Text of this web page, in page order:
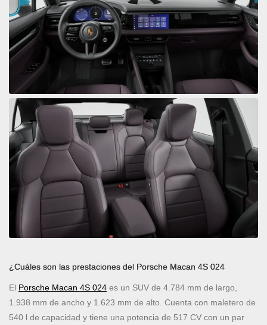
¿Cuáles son las prestaciones del Porsche Macan 4S 024
El Porsche Macan 4S 024 es un SUV de 4.784 mm de largo,
1.938 mm de ancho y 1.623 mm de alto. Cuenta con maletero de
540 l de capacidad y tiene una potencia de 517 CV con un par